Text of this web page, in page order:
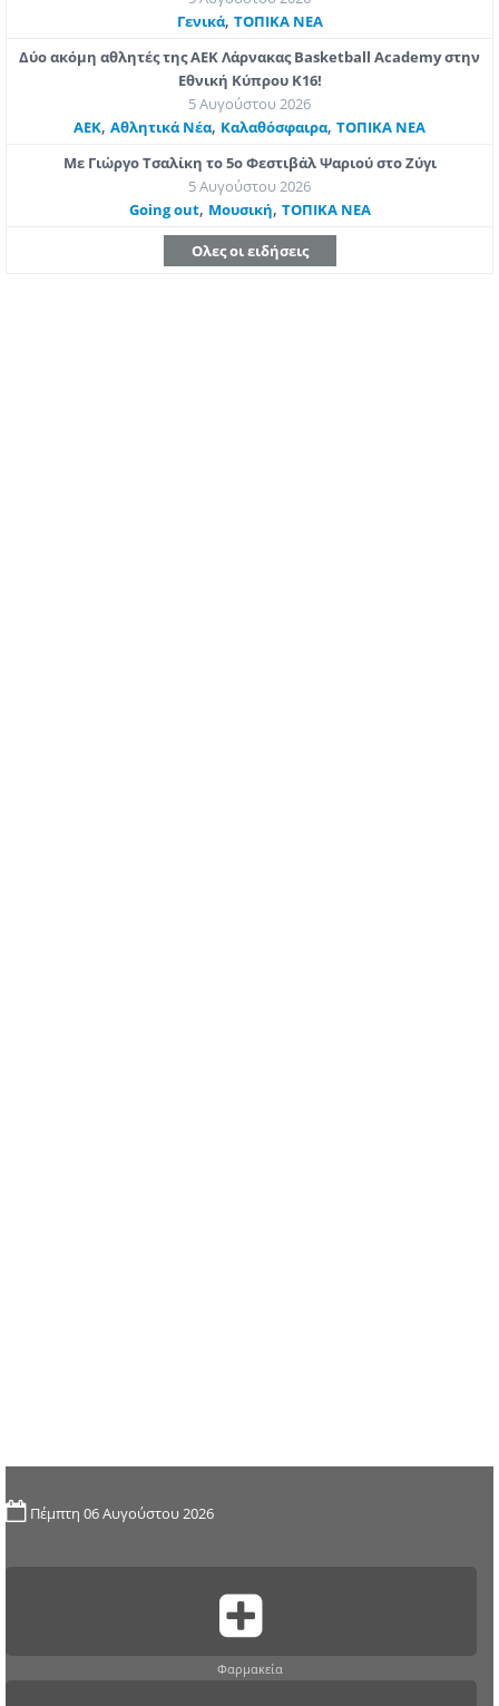
Γενικά, ΤΟΠΙΚΑ ΝΕΑ
Δύο ακόμη αθλητές της ΑΕΚ Λάρνακας Basketball Academy στην
Εθνική Κύπρου Κ16!
5 Αυγούστου 2026
ΑΕΚ, Αθλητικά Νέα, Καλαθόσφαιρα, ΤΟΠΙΚΑ ΝΕΑ
Με Γιώργο Τσαλίκη το 5ο Φεστιβάλ Ψαριού στο Ζύγι
5 Αυγούστου 2026
Going out, Μουσική, ΤΟΠΙΚΑ ΝΕΑ
Ολες οι ειδήσεις
Πέμπτη 06 Αυγούστου 2026
Φαρμακεία